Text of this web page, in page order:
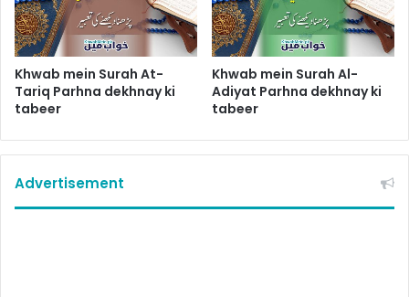
Khwab mein Surah At-
Tariq Parhna dekhnay ki
tabeer
Khwab mein Surah Al-
Adiyat Parhna dekhnay ki
tabeer
Advertisement